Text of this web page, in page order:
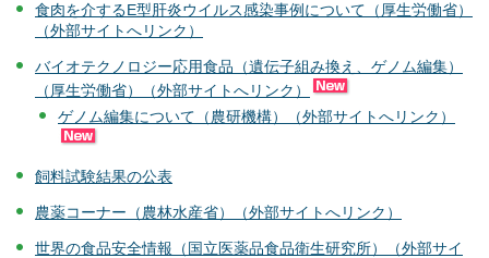
食肉を介するE型肝炎ウイルス感染事例について（厚生労働省）
（外部サイトへリンク）
バイオテクノロジー応用食品（遺伝子組み換え、ゲノム編集）
（厚生労働省）（外部サイトへリンク）
ゲノム編集について（農研機構）（外部サイトへリンク）
飼料試験結果の公表
農薬コーナー（農林水産省）（外部サイトへリンク）
世界の食品安全情報（国立医薬品食品衛生研究所）（外部サイ